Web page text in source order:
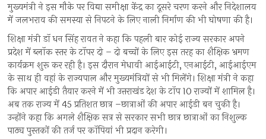
मुख्यमंत्री ने इस मौके पर विद्या समीक्षा केंद्र का दूसरे चरण करने और निदेशालय
में जलभराव की समस्या से निपटने के लिए नाली निर्माण की भी घोषणा की है।
शिक्षा मंत्री डॉ धन सिंह रावत ने कहा कि पहली बार कोई राज्य सरकार अपने
प्रदेश में ब्लॉक स्तर के टॉपर दो – दो बच्चों के लिए इस तरह का शैक्षिक भ्रमण
कार्यक्रम शुरू कर रही है। इस दौरान मेधावी आईआईटी, एनआईटी, आईआईएम
के साथ ही वहां के राज्यपाल और मुख्यमंत्रियों से भी मिलेंगे। शिक्षा मंत्री ने कहा
कि अपार आईडी तैयार करने में भी उत्तराखंड देश के टॉप 10 राज्यों में शामिल है।
अब तक राज्य में 45 प्रतिशत छात्र –छात्राओं की अपार आईडी बन चुकी है।
उन्होंने कहा कि अगले शैक्षिक सत्र से सरकार सभी छात्र छात्राओं का निशुल्क
पाठ्य पुस्तकों की तर्ज पर कॉपियां भी प्रदान करेगी।